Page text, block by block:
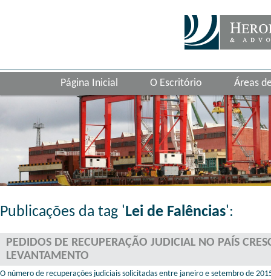
Página Inicial O Escritório Áreas
Publicações da tag 'Lei de Falências':
PEDIDOS DE RECUPERAÇÃO JUDICIAL NO PAÍS
LEVANTAMENTO
O número de recuperações judiciais solicitadas entre janeiro e setembro de